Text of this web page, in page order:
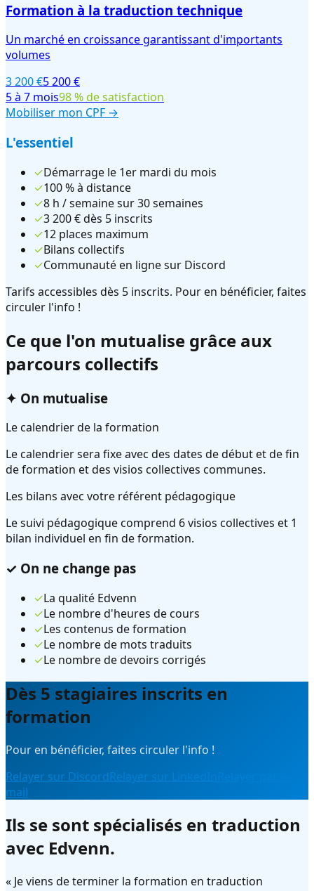
Formation à la traduction technique
Un marché en croissance garantissant d'importants
volumes
3 200 €5 200 €
5 à 7 mois98 % de satisfaction
Mobiliser mon CPF →
L'essentiel
✓Démarrage le 1er mardi du mois
✓100 % à distance
✓8 h / semaine sur 30 semaines
✓3 200 € dès 5 inscrits
✓12 places maximum
✓Bilans collectifs
✓Communauté en ligne sur Discord
Tarifs accessibles dès 5 inscrits. Pour en bénéficier, faites
circuler l'info !
Ce que l'on mutualise grâce aux
parcours collectifs
✦ On mutualise
Le calendrier de la formation
Le calendrier sera fixe avec des dates de début et de fin
de formation et des visios collectives communes.
Les bilans avec votre référent pédagogique
Le suivi pédagogique comprend 6 visios collectives et 1
bilan individuel en fin de formation.
✓ On ne change pas
✓La qualité Edvenn
✓Le nombre d'heures de cours
✓Les contenus de formation
✓Le nombre de mots traduits
✓Le nombre de devoirs corrigés
Dès 5 stagiaires inscrits en
formation
Pour en bénéficier, faites circuler l'info !
Relayer sur DiscordRelayer sur LinkedIn
mail
Ils se sont spécialisés en traduction
avec Edvenn.
« Je viens de terminer la formation en traduction